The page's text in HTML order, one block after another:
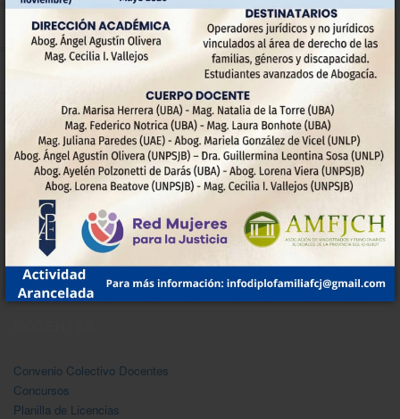
INSTITUCIONAL
La Facultad
Autoridades
NoDocentes-Convenio
Bibliotecas
Investigación
Convenio Colectivo Docentes
Concursos
Planilla de Licencias